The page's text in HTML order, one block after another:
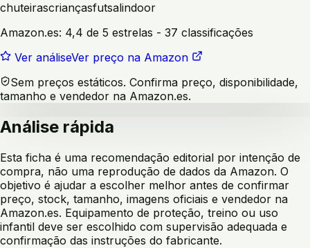
chuteirascriançasfutsalindoor
Amazon.es: 4,4 de 5 estrelas - 37 classificações
Ver análiseVer preço na Amazon
Sem preços estáticos. Confirma preço, disponibilidade,
tamanho e vendedor na Amazon.es.
Análise rápida
Esta ficha é uma recomendação editorial por intenção de
compra, não uma reprodução de dados da Amazon. O
objetivo é ajudar a escolher melhor antes de confirmar
preço, stock, tamanho, imagens oficiais e vendedor na
Amazon.es. Equipamento de proteção, treino ou uso
infantil deve ser escolhido com supervisão adequada e
confirmação das instruções do fabricante.